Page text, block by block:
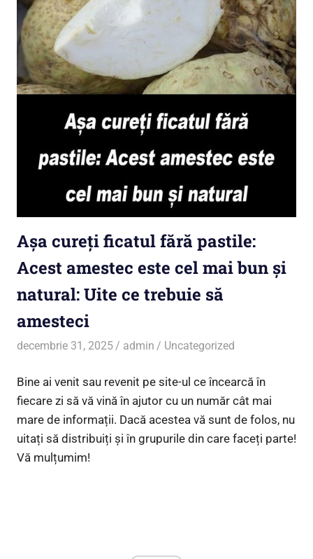
Așa cureți ficatul fără pastile:
Acest amestec este cel mai bun și
natural: Uite ce trebuie să
amesteci
decembrie 31, 2025 admin Uncategorized
Bine ai venit sau revenit pe site-ul ce încearcă în
fiecare zi să vă vină în ajutor cu un număr cât mai
mare de informații. Dacă acestea vă sunt de folos, nu
uitați să distribuiți și în grupurile din care faceți parte!
Vă mulțumim!